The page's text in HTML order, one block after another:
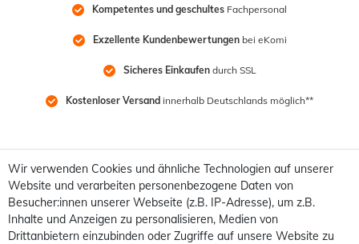
Kompetentes und geschultes Fachpersonal
Exzellente Kundenbewertungen bei eKomi
Sicheres Einkaufen durch SSL
Kostenloser Versand innerhalb Deutschlands möglich**
Wir verwenden Cookies und ähnliche Technologien auf unserer
Website und verarbeiten personenbezogene Daten von
Besucher:innen unserer Webseite (z.B. IP-Adresse), um z.B.
Inhalte und Anzeigen zu personalisieren, Medien von
Drittanbietern einzubinden oder Zugriffe auf unsere Website zu